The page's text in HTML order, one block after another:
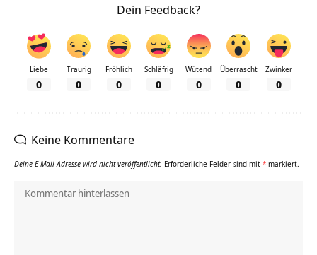
Dein Feedback?
Liebe
0
Traurig
0
Fröhlich
0
Schläfrig
0
Wütend
0
Überrascht
0
Zwinker
0
Keine Kommentare
Deine E-Mail-Adresse wird nicht veröffentlicht. Erforderliche Felder sind mit * markiert.